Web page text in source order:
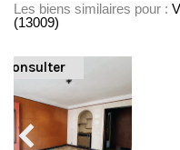
Les biens similaires pour :
(13009)